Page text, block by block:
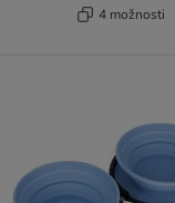
4 možnosti